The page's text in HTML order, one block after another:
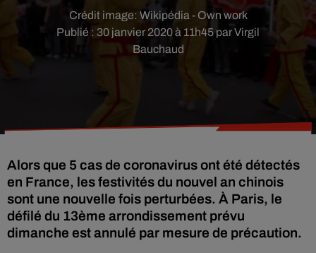
Publié : 30 janvier 2020 à 11h45 par Virgil
Bauchaud
Crédit image: Wikipédia - Own work
Alors que 5 cas de coronavirus ont été détectés
en France, les festivités du nouvel an chinois
sont une nouvelle fois perturbées. À Paris, le
défilé du 13ème arrondissement prévu
dimanche est annulé par mesure de précaution.